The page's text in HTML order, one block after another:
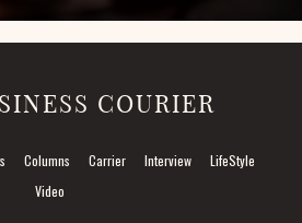
COURIER
Columns Carrier Interview
LifeStyle
Video